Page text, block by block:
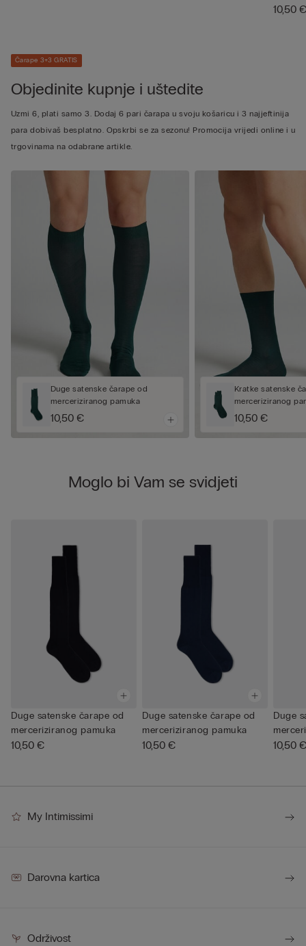
10,50 €
Čarape 3+3 GRATIS
Objedinite kupnje i uštedite
Uzmi 6, plati samo 3. Dodaj 6 pari čarapa u svoju košaricu i 3 najjeftinija
para dobivaš besplatno. Opskrbi se za sezonu! Promocija vrijedi online i u
trgovinama na odabrane artikle.
Duge satenske čarape od
merceriziranog pamuka
10,50 €
Kratke satenske
merceriziranog
10,50 €
Moglo bi Vam se svidjeti
Duge satenske čarape od
merceriziranog pamuka
10,50 €
Duge satenske čarape od
merceriziranog pamuka
10,50 €
Duge
10,50 €
My Intimissimi
Darovna kartica
Održivost